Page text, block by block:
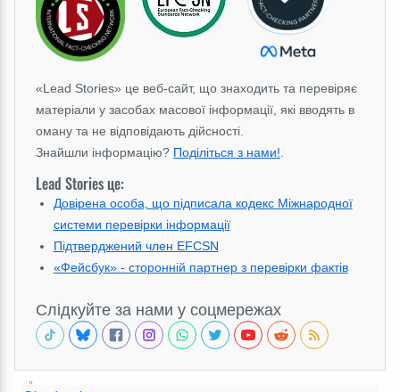
«Lead Stories» це веб-сайт, що знаходить та перевіряє
матеріали у засобах масової інформації, які вводять в
оману та не відповідають дійсності.
Знайшли інформацію? Поділіться з нами!.
Lead Stories це:
Довірена особа, що підписала кодекс Міжнародної
системи перевірки інформації
Підтверджений член EFCSN
«Фейсбук» - сторонній партнер з перевірки фактів
Слідкуйте за нами у соцмережах